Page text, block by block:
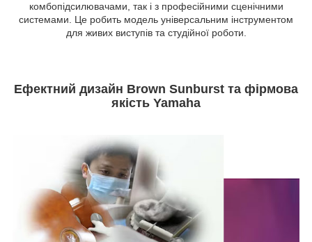
комбопідсилювачами, так і з професійними сценічними
системами. Це робить модель універсальним інструментом
для живих виступів та студійної роботи.
Ефектний дизайн Brown Sunburst та фірмова
якість Yamaha